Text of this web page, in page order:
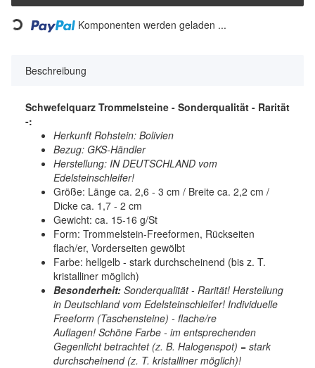
Loading... Komponenten werden geladen ...
Beschreibung
Schwefelquarz Trommelsteine - Sonderqualität - Rarität
-:
Herkunft Rohstein: Bolivien
Bezug: GKS-Händler
Herstellung: IN DEUTSCHLAND vom
Edelsteinschleifer!
Größe: Länge ca. 2,6 - 3 cm / Breite ca. 2,2 cm /
Dicke ca. 1,7 - 2 cm
Gewicht: ca. 15-16 g/St
Form: Trommelstein-Freeformen, Rückseiten
flach/er, Vorderseiten gewölbt
Farbe: hellgelb - stark durchscheinend (bis z. T.
kristalliner möglich)
Besonderheit: Sonderqualität - Rarität! Herstellung
in Deutschland vom Edelsteinschleifer! Individuelle
Freeform (Taschensteine) - flache/re
Auflagen! Schöne Farbe - im entsprechenden
Gegenlicht betrachtet (z. B. Halogenspot) = stark
durchscheinend (z. T. kristalliner möglich)!